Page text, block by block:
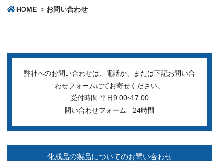
HOME > お問い合わせ
弊社へのお問い合わせは、電話か、または下記お問い合
わせフォームにてお寄せください。
受付時間 平日9:00~17:00
問い合わせフォーム 24時間
化成品の製品についてのお問い合わせ